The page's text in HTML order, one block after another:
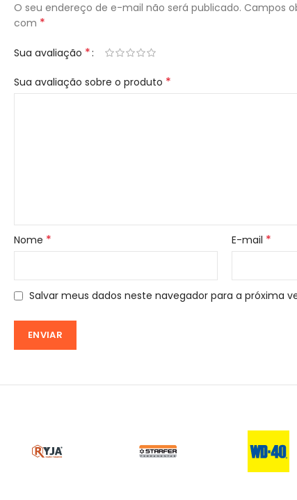
O seu endereço de e-mail não será publicado. Campos
com *
Sua avaliação *
Sua avaliação sobre o produto *
Nome * E-mail *
Salvar meus dados neste navegador para a próxima